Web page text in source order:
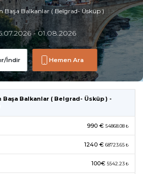
Başa Balkanlar ( Belgrad- Üsküp )
- 01.08.2026
İndir Hemen Ara
Başa Balkanlar ( Belgrad- Üsküp ) -
990 € 54868.08 ₺
1240 € 68723.65 ₺
100€ 5542.23 ₺